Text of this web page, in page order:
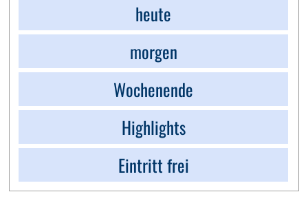
heute
morgen
Wochenende
Highlights
Eintritt frei